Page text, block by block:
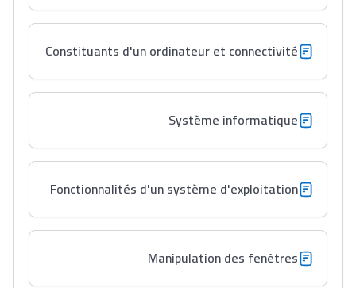
التوجيه بالثانوي و الإعدادي
باش تقدر تساعد الناس
Constituants d'un ordinateur et connectivité
Système informatique
Fonctionnalités d'un système d'exploitation
Manipulation des fenêtres